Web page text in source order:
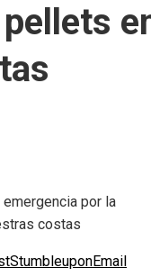
por la
costas
StumbleuponEmail